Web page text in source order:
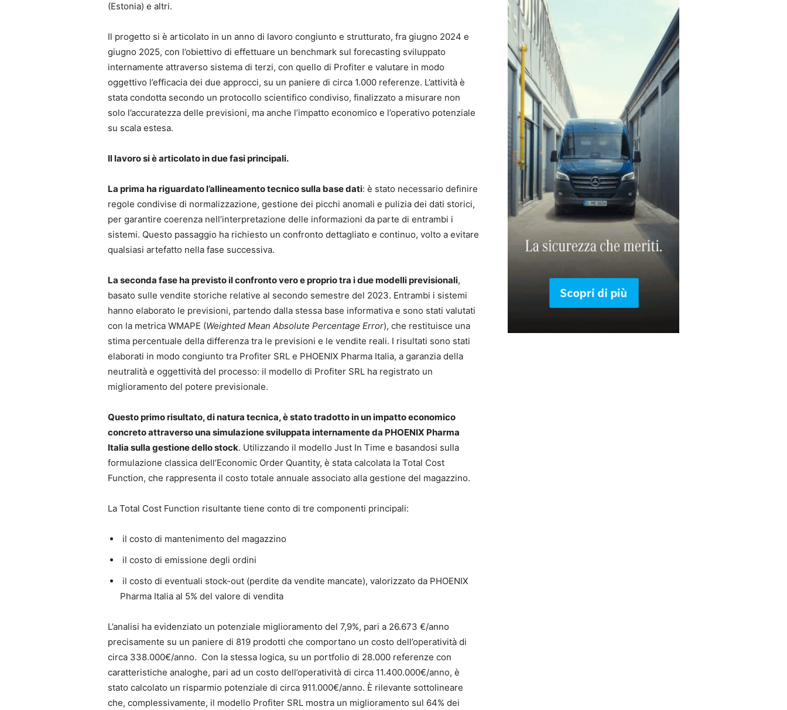
(Estonia) e altri.
Il progetto si è articolato in un anno di lavoro congiunto e strutturato, fra giugno 2024 e
giugno 2025, con l’obiettivo di effettuare un benchmark sul forecasting sviluppato
internamente attraverso sistema di terzi, con quello di Profiter e valutare in modo
oggettivo l’efficacia dei due approcci, su un paniere di circa 1.000 referenze. L’attività è
stata condotta secondo un protocollo scientifico condiviso, finalizzato a misurare non
solo l’accuratezza delle previsioni, ma anche l’impatto economico e l’operativo potenziale
su scala estesa.
Il lavoro si è articolato in due fasi principali.
La prima ha riguardato l’allineamento tecnico sulla base dati: è stato necessario definire
regole condivise di normalizzazione, gestione dei picchi anomali e pulizia dei dati storici,
per garantire coerenza nell’interpretazione delle informazioni da parte di entrambi i
sistemi. Questo passaggio ha richiesto un confronto dettagliato e continuo, volto a evitare
qualsiasi artefatto nella fase successiva.
La seconda fase ha previsto il confronto vero e proprio tra i due modelli previsionali,
basato sulle vendite storiche relative al secondo semestre del 2023. Entrambi i sistemi
hanno elaborato le previsioni, partendo dalla stessa base informativa e sono stati valutati
con la metrica WMAPE (Weighted Mean Absolute Percentage Error), che restituisce una
stima percentuale della differenza tra le previsioni e le vendite reali. I risultati sono stati
elaborati in modo congiunto tra Profiter SRL e PHOENIX Pharma Italia, a garanzia della
neutralità e oggettività del processo: il modello di Profiter SRL ha registrato un
miglioramento del potere previsionale.
Questo primo risultato, di natura tecnica, è stato tradotto in un impatto economico
concreto attraverso una simulazione sviluppata internamente da PHOENIX Pharma
Italia sulla gestione dello stock. Utilizzando il modello Just In Time e basandosi sulla
formulazione classica dell’Economic Order Quantity, è stata calcolata la Total Cost
Function, che rappresenta il costo totale annuale associato alla gestione del magazzino.
La Total Cost Function risultante tiene conto di tre componenti principali:
il costo di mantenimento del magazzino
il costo di emissione degli ordini
il costo di eventuali stock-out (perdite da vendite mancate), valorizzato da PHOENIX
Pharma Italia al 5% del valore di vendita
L’analisi ha evidenziato un potenziale miglioramento del 7,9%, pari a 26.673 €/anno
precisamente su un paniere di 819 prodotti che comportano un costo dell’operatività di
circa 338.000€/anno. Con la stessa logica, su un portfolio di 28.000 referenze con
caratteristiche analoghe, pari ad un costo dell’operatività di circa 11.400.000€/anno, è
stato calcolato un risparmio potenziale di circa 911.000€/anno. È rilevante sottolineare
che, complessivamente, il modello Profiter SRL mostra un miglioramento sul 64% dei